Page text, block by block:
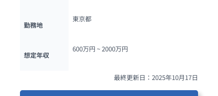
勤務地
東京都
想定年収
600万円 ~ 2000万円
最終更新日：2025年10月17日